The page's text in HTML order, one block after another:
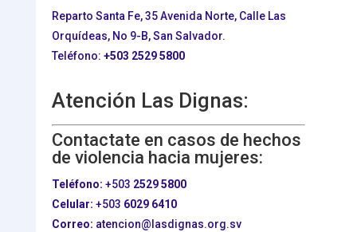
Reparto Santa Fe, 35 Avenida Norte, Calle Las
Orquídeas, No 9-B, San Salvador.
Teléfono: +503 2529 5800
Atención Las Dignas:
Contactate en casos de hechos
de violencia hacia mujeres:
Teléfono: +503 2529 5800
Celular: +503 6029 6410
Correo: atencion@lasdignas.org.sv